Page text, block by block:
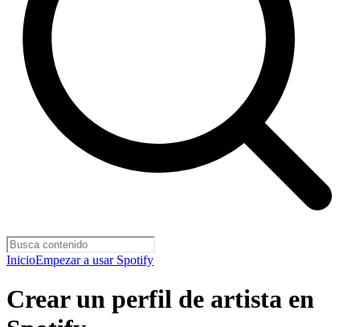
InicioEmpezar a usar Spotify
Crear un perfil de artista en